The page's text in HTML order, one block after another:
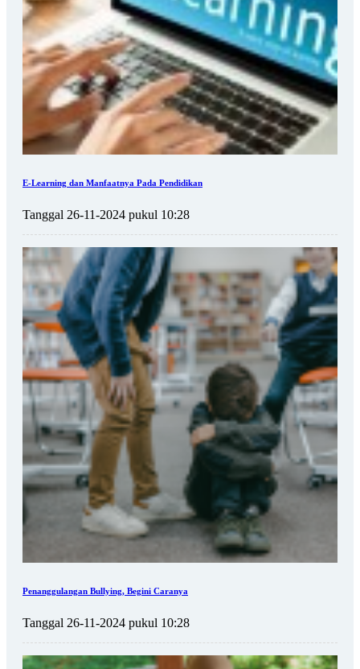
E-Learning dan Manfaatnya Pada Pendidikan
Tanggal 26-11-2024 pukul 10:28
Penanggulangan Bullying, Begini Caranya
Tanggal 26-11-2024 pukul 10:28